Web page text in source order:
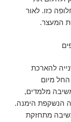
כזו. לאור
המעצר.
שנייה להארכת
מיום
המשיבה מלמדים,
הנשקפת הימנה.
מתחזקת